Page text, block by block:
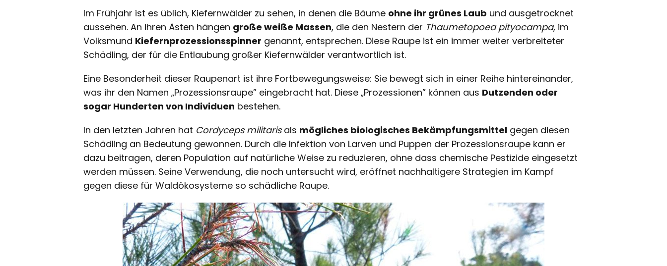
Im Frühjahr ist es üblich, Kiefernwälder zu sehen, in denen die Bäume ohne ihr grünes Laub und ausgetrocknet
aussehen. An ihren Ästen hängen große weiße Massen, die den Nestern der Thaumetopoea pityocampa, im
Volksmund Kiefernprozessionsspinner genannt, entsprechen. Diese Raupe ist ein immer weiter verbreiteter
Schädling, der für die Entlaubung großer Kiefernwälder verantwortlich ist.
Eine Besonderheit dieser Raupenart ist ihre Fortbewegungsweise: Sie bewegt sich in einer Reihe hintereinander,
was ihr den Namen „Prozessionsraupe” eingebracht hat. Diese „Prozessionen” können aus Dutzenden oder
sogar Hunderten von Individuen bestehen.
In den letzten Jahren hat Cordyceps militarisals mögliches biologisches Bekämpfungsmittel gegen diesen
Schädling an Bedeutung gewonnen. Durch die Infektion von Larven und Puppen der Prozessionsraupe kann er
dazu beitragen, deren Population auf natürliche Weise zu reduzieren, ohne dass chemische Pestizide eingesetzt
werden müssen. Seine Verwendung, die noch untersucht wird, eröffnet nachhaltigere Strategien im Kampf
gegen diese für Waldökosysteme so schädliche Raupe.